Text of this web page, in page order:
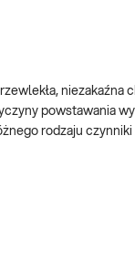
niezakaźna
powstawania
rodzaju